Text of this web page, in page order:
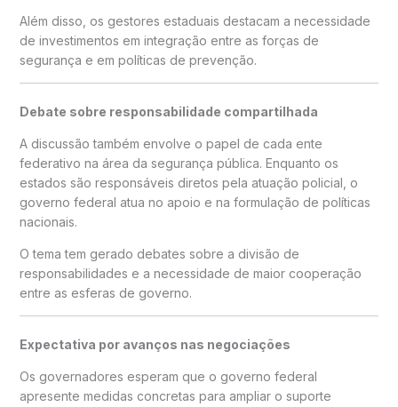
Além disso, os gestores estaduais destacam a necessidade
de investimentos em integração entre as forças de
segurança e em políticas de prevenção.
Debate sobre responsabilidade compartilhada
A discussão também envolve o papel de cada ente
federativo na área da segurança pública. Enquanto os
estados são responsáveis diretos pela atuação policial, o
governo federal atua no apoio e na formulação de políticas
nacionais.
O tema tem gerado debates sobre a divisão de
responsabilidades e a necessidade de maior cooperação
entre as esferas de governo.
Expectativa por avanços nas negociações
Os governadores esperam que o governo federal
apresente medidas concretas para ampliar o suporte